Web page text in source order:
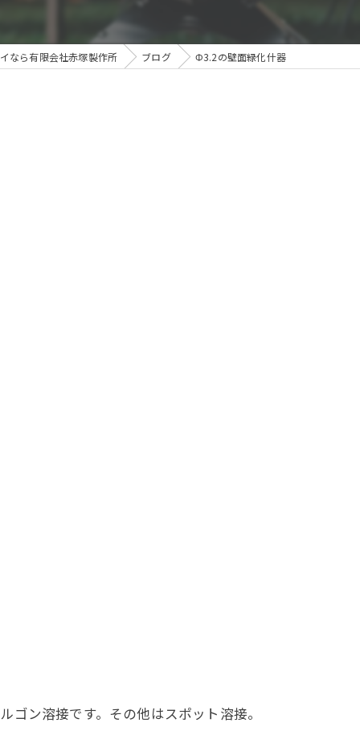
なら有限会社赤塚製作所 ブログ Φ3.2の壁面緑化什器
ン溶接です。その他はスポット溶接。